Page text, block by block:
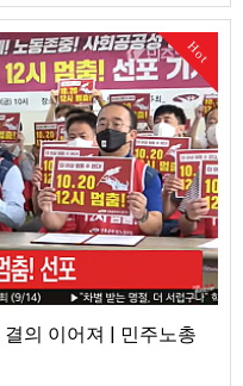
들리지 않는 화물연대의 투쟁 (영
유튜브) 02:49 9.29 민주노총Hot
의 이어져 | 민주노총